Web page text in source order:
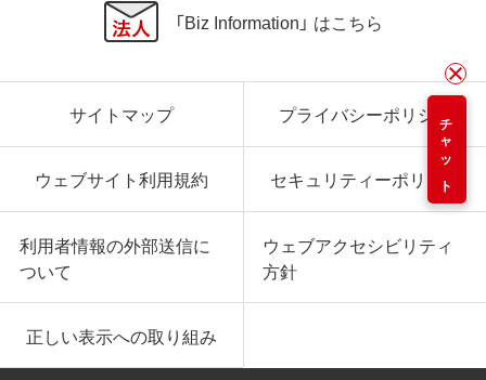
チャット
「Biz Information」 はこちら
サイトマップ プライバシーポリシー
ウェブサイト利用規約 セキュリティーポリシー
利用者情報の外部送信に
ついて
ウェブアクセシビリティ
方針
正しい表示への取り組み